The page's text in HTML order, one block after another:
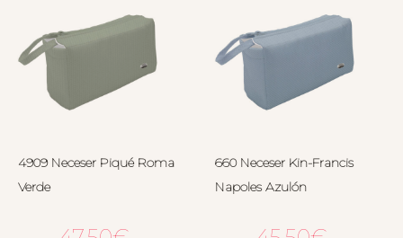
4909 Neceser Piqué Roma
Verde
660 Neceser Kin-Francis
Napoles Azulón